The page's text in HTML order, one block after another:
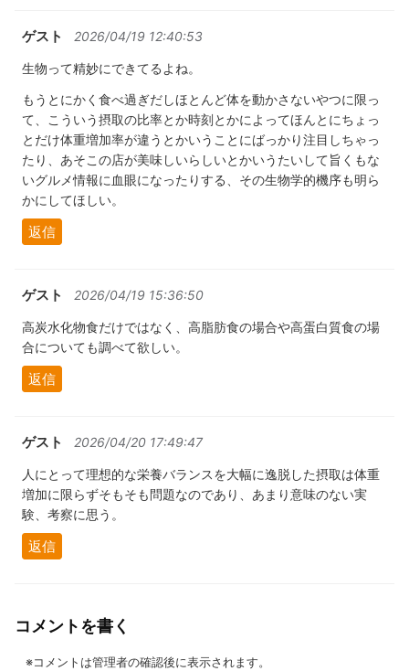
ゲスト 2026/04/19 12:40:53
生物って精妙にできてるよね。
もうとにかく食べ過ぎだしほとんど体を動かさないやつに限っ
て、こういう摂取の比率とか時刻とかによってほんとにちょっ
とだけ体重増加率が違うとかいうことにばっかり注目しちゃっ
たり、あそこの店が美味しいらしいとかいうたいして旨くもな
いグルメ情報に血眼になったりする、その生物学的機序も明ら
かにしてほしい。
返信
ゲスト 2026/04/19 15:36:50
高炭水化物食だけではなく、高脂肪食の場合や高蛋白質食の場
合についても調べて欲しい。
返信
ゲスト 2026/04/20 17:49:47
人にとって理想的な栄養バランスを大幅に逸脱した摂取は体重
増加に限らずそもそも問題なのであり、あまり意味のない実
験、考察に思う。
返信
コメントを書く
※コメントは管理者の確認後に表示されます。